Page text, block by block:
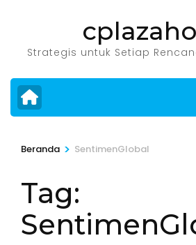
konten
Enter)
Strategis untuk Setiap
Beranda > SentimenGlobal
Tag: